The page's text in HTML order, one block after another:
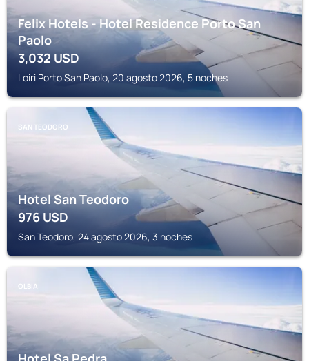
Felix Hotels - Hotel Residence Porto San
Paolo
3,032 USD
Loiri Porto San Paolo, 20 agosto 2026, 5 noches
SAN TEODORO
Hotel San Teodoro
976USD
San Teodoro, 24 agosto 2026, 3 noches
OLBIA